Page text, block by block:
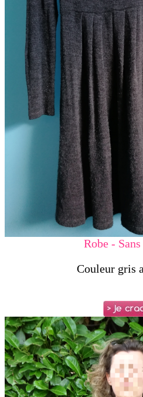
Robe -
Couleur gris